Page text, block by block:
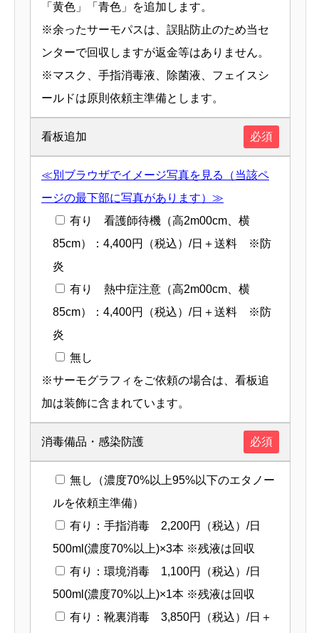
「黄色」「青色」を追加します。
※余ったサーモパスは、誤貼防止のため当セ
ンターで回収しますが返金等はありません。
※マスク、手指消毒液、除菌液、フェイスシ
ールドは原則依頼主準備とします。
看板追加 必須
≪別ブラウザでイメージ写真を見る（当該ペ
ージの最下部に写真があります）≫
有り 看護師待機（高2m00cm、横
85cm）：4,400円（税込）/日＋送料 ※防
炎
有り 熱中症注意（高2m00cm、横
85cm）：4,400円（税込）/日＋送料 ※防
炎
無し
※サーモグラフィをご依頼の場合は、看板追
加は装飾に含まれています。
消毒備品・感染防護 必須
無し（濃度70%以上95%以下のエタノー
ルを依頼主準備）
有り：手指消毒 2,200円（税込）/日
500ml(濃度70%以上)×3本 ※残液は回収
有り：環境消毒 1,100円（税込）/日
500ml(濃度70%以上)×1本 ※残液は回収
有り：靴裏消毒 3,850円（税込）/日＋